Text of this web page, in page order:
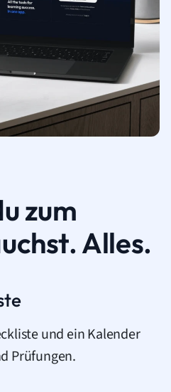
zum
Alles.
und ein Kalender
Prüfungen.